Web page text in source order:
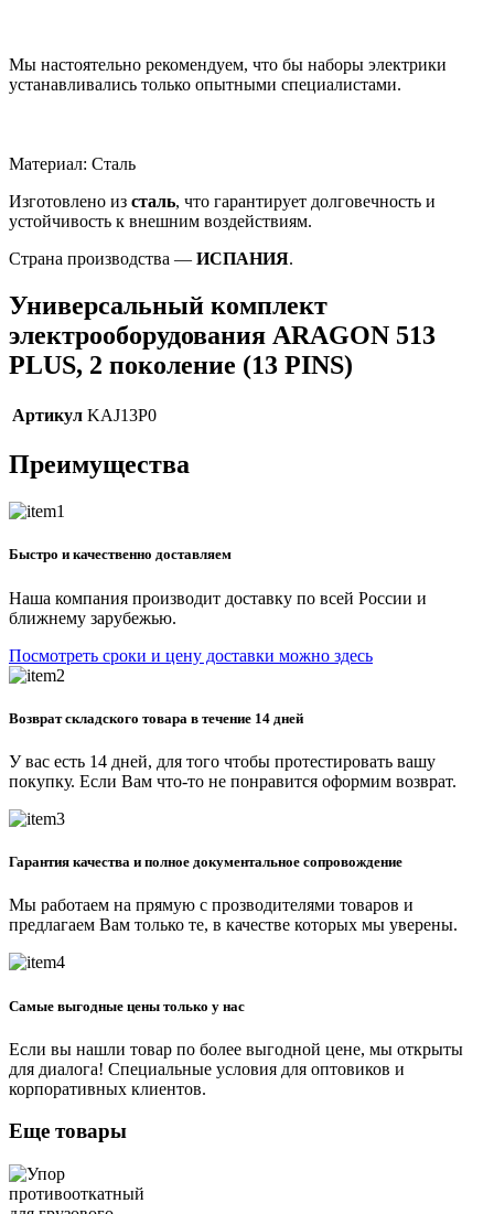
Мы настоятельно рекомендуем, что бы наборы электрики
устанавливались только опытными специалистами.
Материал: Сталь
Изготовлено из сталь, что гарантирует долговечность и
устойчивость к внешним воздействиям.
Страна производства — ИСПАНИЯ.
Универсальный комплект
электрооборудования ARAGON 513
PLUS, 2 поколение (13 PINS)
Артикул KAJ13P0
Преимущества
Быстро и качественно доставляем
Наша компания производит доставку по всей России и
ближнему зарубежью.
Посмотреть сроки и цену доставки можно здесь
Возврат складского товара в течение 14 дней
У вас есть 14 дней, для того чтобы протестировать вашу
покупку. Если Вам что-то не понравится оформим возврат.
Гарантия качества и полное документальное сопровождение
Мы работаем на прямую с прозводителями товаров и
предлагаем Вам только те, в качестве которых мы уверены.
Самые выгодные цены только у нас
Если вы нашли товар по более выгодной цене, мы открыты
для диалога! Специальные условия для оптовиков и
корпоративных клиентов.
Еще товары